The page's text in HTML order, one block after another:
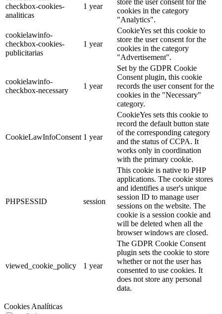
checkbox-cookies-
analiticas
1 year
store the user consent for the
cookies in the category
"Analytics".
cookielawinfo-
checkbox-cookies-
publicitarias
1 year
CookieYes set this cookie to
store the user consent for the
cookies in the category
"Advertisement".
cookielawinfo-
checkbox-necessary
1 year
Set by the GDPR Cookie
Consent plugin, this cookie
records the user consent for the
cookies in the "Necessary"
category.
CookieLawInfoConsent 1 year
CookieYes sets this cookie to
record the default button state
of the corresponding category
and the status of CCPA. It
works only in coordination
with the primary cookie.
PHPSESSID session
This cookie is native to PHP
applications. The cookie stores
and identifies a user's unique
session ID to manage user
sessions on the website. The
cookie is a session cookie and
will be deleted when all the
browser windows are closed.
viewed_cookie_policy 1 year
The GDPR Cookie Consent
plugin sets the cookie to store
whether or not the user has
consented to use cookies. It
does not store any personal
data.
Cookies Analíticas